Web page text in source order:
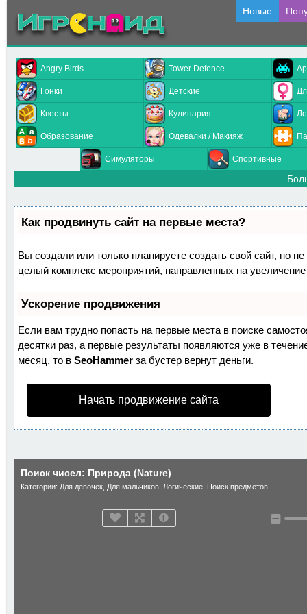
Новые
Angry Birds Tower Defence
Гонки Детские
Квесты Кулинария
Образование Одевалки / Макияж
Симуляторы Спортивные
Как продвинуть сайт на первые места?
Вы создали или только планируете создать свой сайт, но
целый комплекс мероприятий, направленных на
Ускорение продвижения
Если вам трудно попасть на первые места в поиске
десятки раз, а первые результаты появляются уже в
месяц, то в SeoHammer за бустер вернут деньги.
Начать продвижение сайта
Поиск чисел: Природа (Nature)
Категории: Для девочек Для мальчиков Логические Поиск предметов